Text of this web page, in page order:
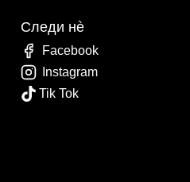
Следи нè
Facebook
Instagram
Tik Tok